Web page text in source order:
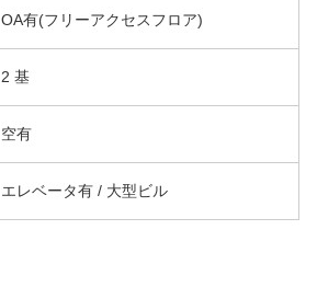
OA有(フリーアクセスフロア)
2 基
空有
エレベータ有 / 大型ビル